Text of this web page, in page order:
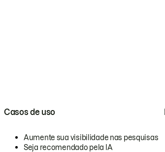
Casos de uso
Aumente sua visibilidade nas pesquisas
Seja recomendado pela IA